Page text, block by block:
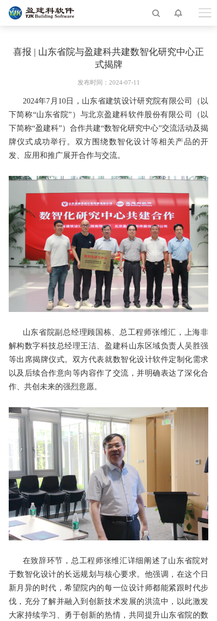
喜报 | 山东省院与盈建科共建数智化研究中心正
式揭牌
发布时间：2024-07-11
2024年7月10日，山东省建筑设计研究院有限公司（以
下简称“山东省院”）与北京盈建科软件股份有限公司（以
下简称“盈建科”）合作共建“数智化研究中心”交流活动及揭
牌仪式成功举行。双方围绕数智化设计等相关产品的开
发、应用和推广展开合作与交流。
山东省院副总经理顾国栋、总工程师张维汇，上海非
解构数字科技总经理王洁、盈建科山东区域负责人吴胜强
等出席揭牌仪式。双方代表就数智化设计软件定制化需求
以及后续合作意向等内容作了交流，并明确表达了深化合
作、共创未来的强烈意愿。
在致辞环节，总工程师张维汇详细阐述了山东省院对
于数智化设计的长远规划与核心要求。他强调，在这个日
新月异的时代，希望院内的每一位设计师都能紧跟时代步
伐，充分了解并融入到创新技术发展的洪流中，以此激发
大家持续学习、勇于创新的热情，共同提升山东省院的数